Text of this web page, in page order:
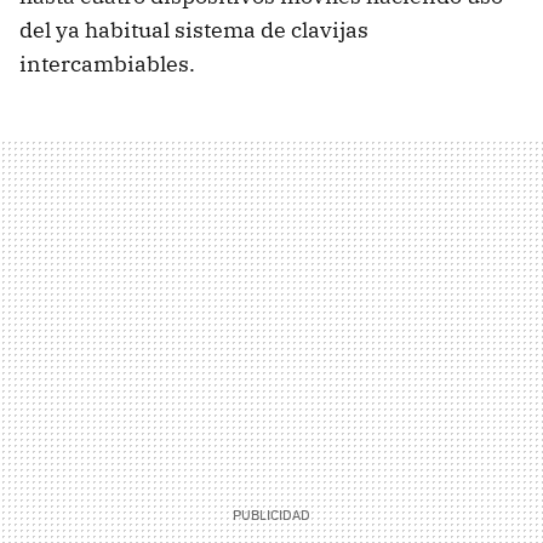
del ya habitual sistema de clavijas
intercambiables.